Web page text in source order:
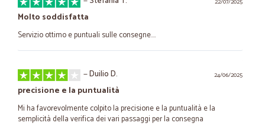
Molto soddisfatta
Servizio ottimo e puntuali sulle consegne....
24/06/2025
—Duilio D.
precisione e la puntualità
Mi ha favorevolmente colpito la precisione e la puntualità e la
semplicità della verifica dei vari passaggi per la consegna